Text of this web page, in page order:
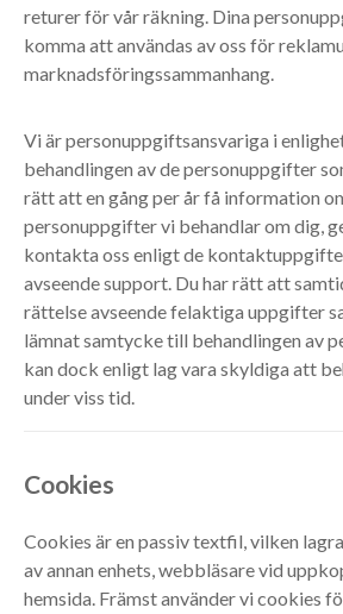
returer för vår räkning. Dina
komma att användas av oss för
marknadsföringssammanhang.
Vi är personuppgiftsansvariga i
behandlingen av de personuppgifter
rätt att en gång per år få information
personuppgifter vi behandlar om dig,
kontakta oss enligt de
avseende support. Du har rätt att
rättelse avseende felaktiga uppgifter
lämnat samtycke till behandlingen av
kan dock enligt lag vara skyldiga att
under viss tid.
Cookies
Cookies är en passiv textfil, vilken
av annan enhets, webbläsare vid
hemsida. Främst använder vi cookies